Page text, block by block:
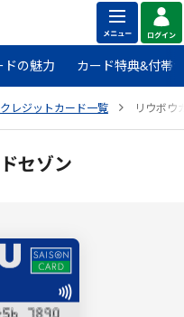
ドの魅力 カード特典&付帯
クレジットカード一覧 リウボウ
セゾン